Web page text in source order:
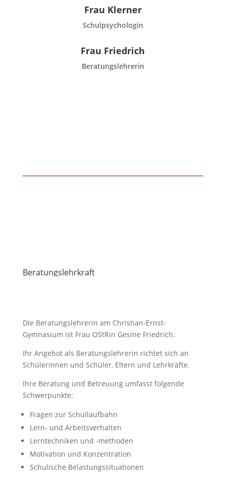
Frau Klerner
Schulpsychologin
Frau Friedrich
Beratungslehrerin
Beratungslehrkraft
Die Beratungslehrerin am Christian-Ernst-
Gymnasium ist Frau OStRin Gesine Friedrich.
Ihr Angebot als Beratungslehrerin richtet sich an
Schülerinnen und Schüler, Eltern und Lehrkräfte.
Ihre Beratung und Betreuung umfasst folgende
Schwerpunkte:
Fragen zur Schullaufbahn
Lern- und Arbeitsverhalten
Lerntechniken und -methoden
Motivation und Konzentration
Schulische Belastungssituationen